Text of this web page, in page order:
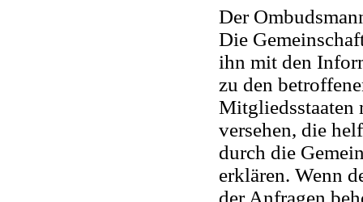
Der
Die
ihn mit den
zu den
Mitgliedsstaaten
versehen, die
durch die
erklären. Wenn
der Anfragen